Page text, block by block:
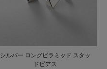
シルバー ロングピラミッド スタッ
ドピアス